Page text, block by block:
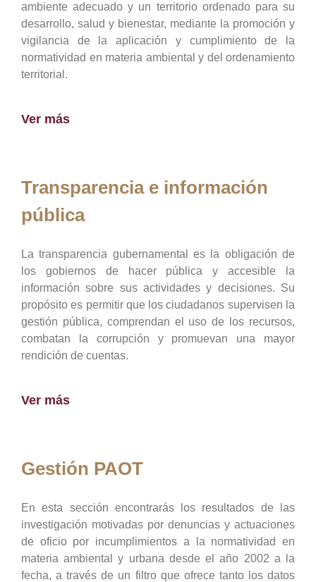
ambiente adecuado y un territorio ordenado para su
desarrollo, salud y bienestar, mediante la promoción y
vigilancia de la aplicación y cumplimiento de la
normatividad en materia ambiental y del ordenamiento
territorial.
Ver más
Transparencia e información
pública
La transparencia gubernamental es la obligación de
los gobiernos de hacer pública y accesible la
información sobre sus actividades y decisiones. Su
propósito es permitir que los ciudadanos supervisen la
gestión pública, comprendan el uso de los recursos,
combatan la corrupción y promuevan una mayor
rendición de cuentas.
Ver más
Gestión PAOT
En esta sección encontrarás los resultados de las
investigación motivadas por denuncias y actuaciones
de oficio por incumplimientos a la normatividad en
materia ambiental y urbana desde el año 2002 a la
fecha, a través de un filtro que ofrece tanto los datos